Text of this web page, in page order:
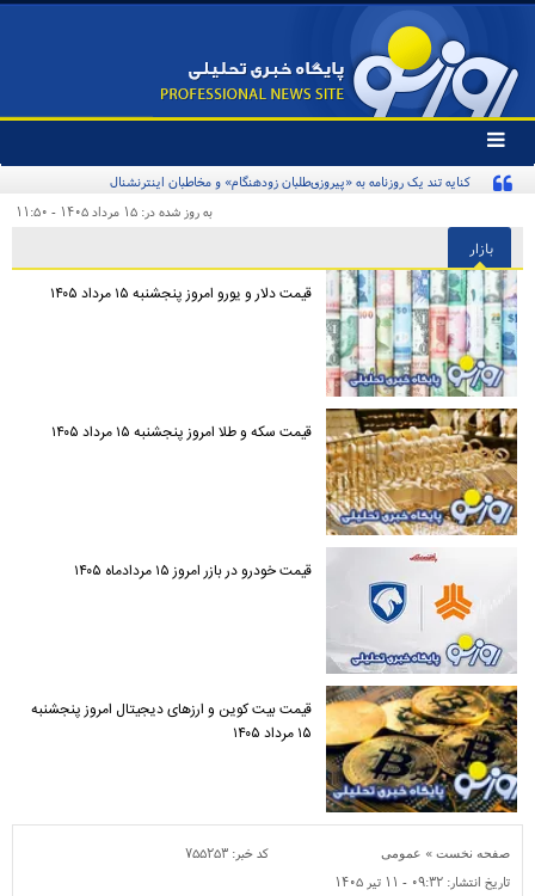
تغییر
وضعیت
منوی
ها
کنایه تند یک روزنامه به «پیروزی‌طلبان زودهنگام» و مخاطبان اینترنشنال
به روز شده در: ۱۵ مرداد ۱۴۰۵ - ۱۱:۵۰
بازار
قیمت دلار و یورو امروز پنجشنبه ۱۵ مرداد ۱۴۰۵
قیمت سکه و طلا امروز پنجشنبه ۱۵ مرداد ۱۴۰۵
قیمت خودرو در بازر امروز ۱۵ مردادماه ۱۴۰۵
قیمت بیت کوین و ارز‌های دیجیتال امروز پنجشنبه
۱۵ مرداد ۱۴۰۵
صفحه نخست » عمومی کد خبر: ۷۵۵۲۵۳
تاریخ انتشار: ۰۹:۳۲ - ۱۱ تير ۱۴۰۵